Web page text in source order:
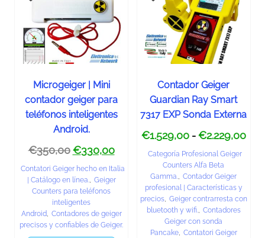
Microgeiger | Mini
contador geiger para
teléfonos inteligentes
Android.
€350,00 €330,00
Contatori Geiger hecho en Italia
| Catálogo en línea., Geiger
Counters para teléfonos
inteligentes
Android, Contadores de geiger
precisos y confiables de Geiger.
Contador Geiger
Guardian Ray Smart
7317 EXP Sonda Externa
€1.529,00 - €2.229,00
Categoría Profesional Geiger
Counters Alfa Beta
Gamma., Contador Geiger
profesional | Características y
precios, Geiger contrarresta con
bluetooth y wifi., Contadores
Geiger con sonda
Pancake, Contatori Geiger